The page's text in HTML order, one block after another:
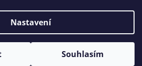
Nastavení
SouhlasímVytvořil Shoptet
Všechna práva
cookies